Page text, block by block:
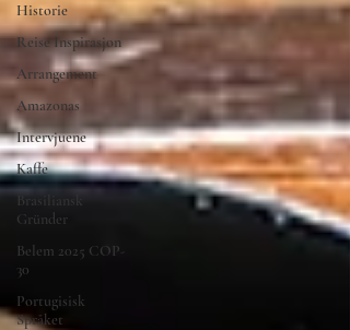
Historie
Reise Inspirasjon
Arrangement
Amazonas
Intervjuene
Kaffe
Brasiliansk
Gründer
Belem 2025 COP-
30
Portugisisk
Språket